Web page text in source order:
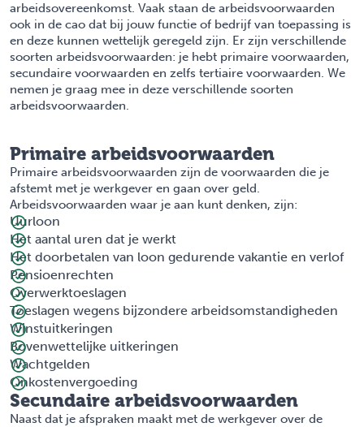
arbeidsovereenkomst. Vaak staan de arbeidsvoorwaarden
ook in de cao dat bij jouw functie of bedrijf van toepassing is
en deze kunnen wettelijk geregeld zijn. Er zijn verschillende
soorten arbeidsvoorwaarden: je hebt primaire voorwaarden,
secundaire voorwaarden en zelfs tertiaire voorwaarden. We
nemen je graag mee in deze verschillende soorten
arbeidsvoorwaarden.
Primaire arbeidsvoorwaarden
Primaire arbeidsvoorwaarden zijn de voorwaarden die je
afstemt met je werkgever en gaan over geld.
Arbeidsvoorwaarden waar je aan kunt denken, zijn:
Uurloon
Het aantal uren dat je werkt
Het doorbetalen van loon gedurende vakantie en verlof
Pensioenrechten
Overwerktoeslagen
Toeslagen wegens bijzondere arbeidsomstandigheden
Winstuitkeringen
Bovenwettelijke uitkeringen
Wachtgelden
Onkostenvergoeding
Secundaire arbeidsvoorwaarden
Naast dat je afspraken maakt met de werkgever over de